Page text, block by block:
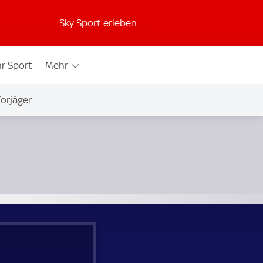
Sky Sport erleben
Sport Mehr